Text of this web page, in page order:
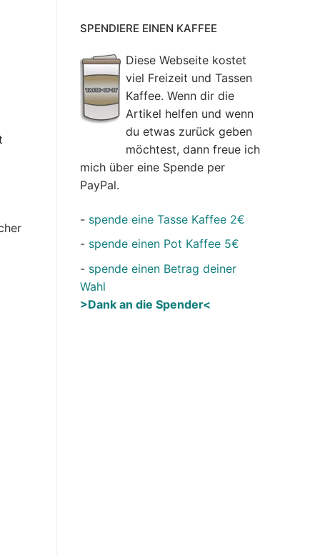
SPENDIERE EINEN KAFFEE
Diese Webseite kostet
viel Freizeit und Tassen
Kaffee. Wenn dir die
Artikel helfen und wenn
du etwas zurück geben
möchtest, dann freue ich
mich über eine Spende per
PayPal.
- spende eine Tasse Kaffee 2€
- spende einen Pot Kaffee 5€
- spende einen Betrag deiner
Wahl
>Dank an die Spender<